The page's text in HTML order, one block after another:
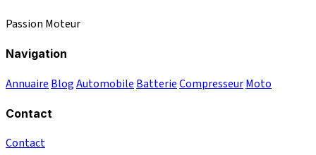
Passion Moteur
Navigation
Annuaire BlogAutomobile BatterieCompresseurMoto
Contact
Contact